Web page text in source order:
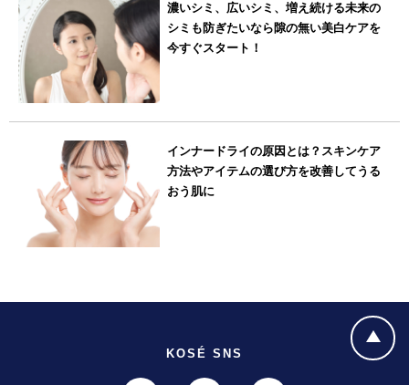
濃いシミ、広いシミ、増え続ける未来の
シミも防ぎたいなら隙の無い美白ケアを
今すぐスタート！
インナードライの原因とは？スキンケア
方法やアイテムの選び方を改善してうる
おう肌に
KOSÉ SNS